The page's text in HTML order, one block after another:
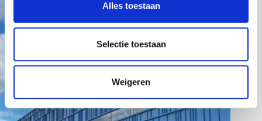
Alles toestaan
Selectie toestaan
Weigeren